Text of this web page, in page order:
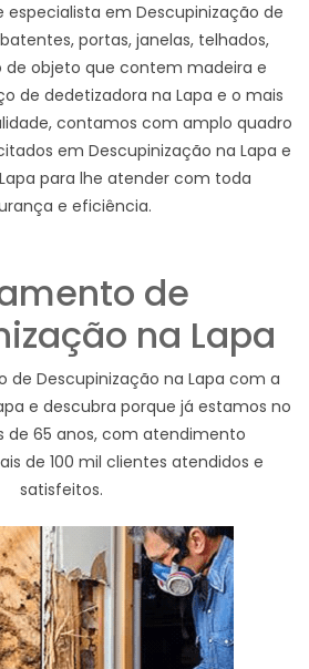
especialista em Descupinização de
portas, janelas, telhados,
de objeto que contem madeira e
de dedetizadora na Lapa e o mais
contamos com amplo quadro
em Descupinização na Lapa e
para lhe atender com toda
e eficiência.
de
na Lapa
de Descupinização na Lapa com a
e descubra porque já estamos no
de 65 anos, com atendimento
de 100 mil clientes atendidos e
satisfeitos.